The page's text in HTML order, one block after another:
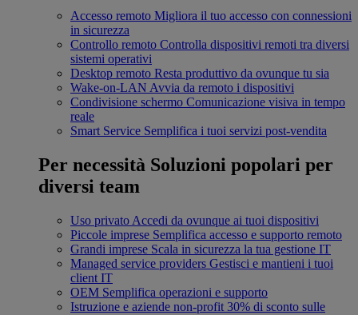
Accesso remoto Migliora il tuo accesso con connessioni
in sicurezza
Controllo remoto Controlla dispositivi remoti tra diversi
sistemi operativi
Desktop remoto Resta produttivo da ovunque tu sia
Wake-on-LAN Avvia da remoto i dispositivi
Condivisione schermo Comunicazione visiva in tempo
reale
Smart Service Semplifica i tuoi servizi post-vendita
Per necessità Soluzioni popolari per
diversi team
Uso privato Accedi da ovunque ai tuoi dispositivi
Piccole imprese Semplifica accesso e supporto remoto
Grandi imprese Scala in sicurezza la tua gestione IT
Managed service providers Gestisci e mantieni i tuoi
client IT
OEM Semplifica operazioni e supporto
Istruzione e aziende non-profit 30% di sconto sulle